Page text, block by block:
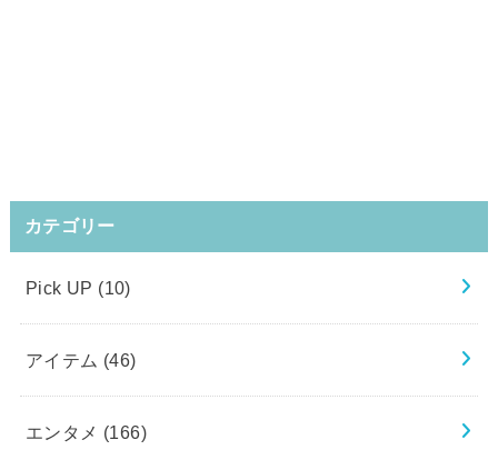
カテゴリー
Pick UP (10)
アイテム (46)
エンタメ (166)